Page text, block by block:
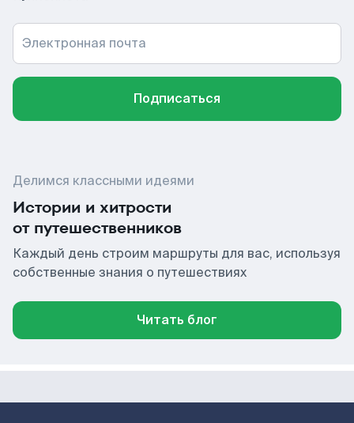
Электронная почта
Подписаться
Делимся классными идеями
Истории и хитрости
от путешественников
Каждый день строим маршруты для вас, используя
собственные знания о путешествиях
Читать блог